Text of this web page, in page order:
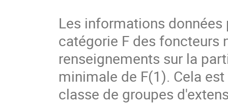
Les informations
catégorie F des foncteurs
renseignements sur la
minimale de F(1). Cela
classe de groupes